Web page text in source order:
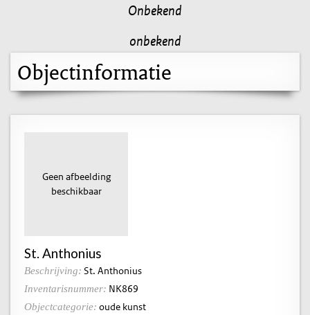
Onbekend
onbekend
Objectinformatie
Geen afbeelding
beschikbaar
St. Anthonius
Beschrijving: St. Anthonius
Inventarisnummer: NK869
Objectcategorie: oude kunst